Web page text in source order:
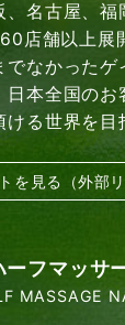
、名古屋、
店舗以上展
なかったゲ
日本全国の
ける世界を目
を見る（外部リ
ーフマッサ
MASSAGE